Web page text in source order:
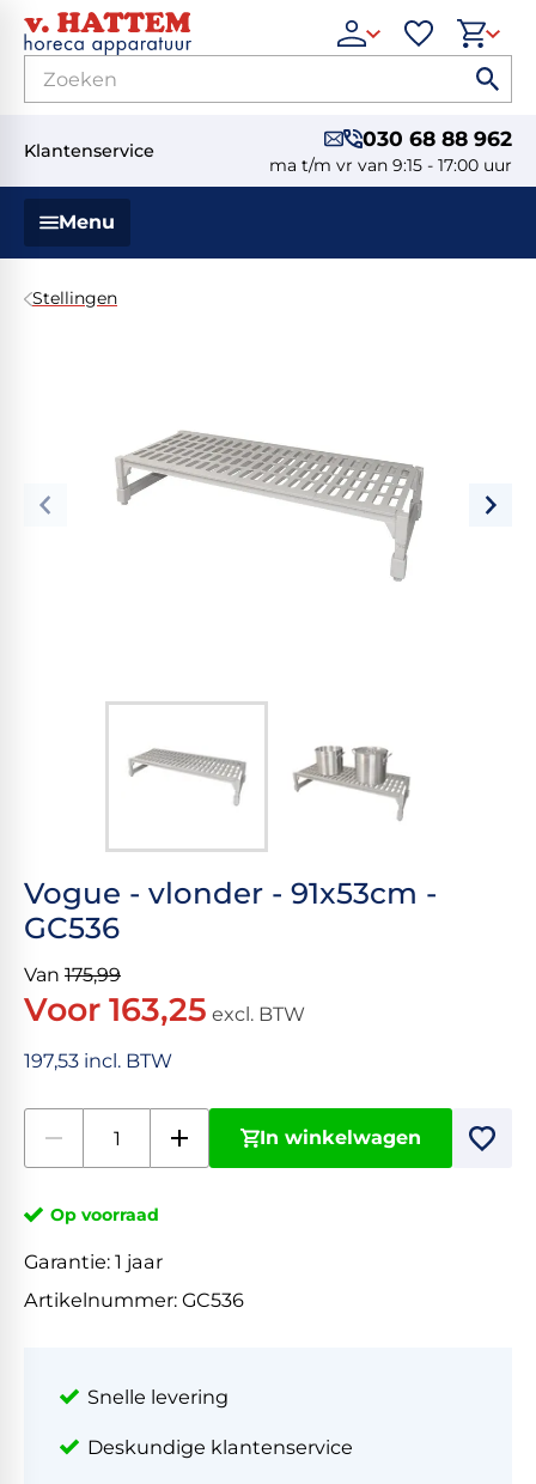
Klantenservice 030 68 88 962
ma t/m vr van 9:15 - 17:00 uur
Menu
Stellingen
Vogue - vlonder - 91x53cm -
GC536
Van 175,99
Voor 163,25 excl. BTW
197,53 incl. BTW
In winkelwagen
Op voorraad
Garantie: 1 jaar
Artikelnummer: GC536
Snelle levering
Deskundige klantenservice